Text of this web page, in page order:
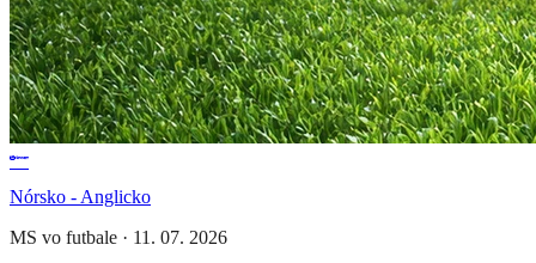
Nórsko - Anglicko
MS vo futbale · 11. 07. 2026